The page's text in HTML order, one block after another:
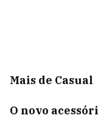
Mais de Casual
O novo